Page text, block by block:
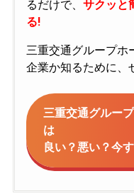
るだけで、 サクッと
る!
三重交通グループホ
企業か知るために、
三重交通グルー
は
良い？悪い？今